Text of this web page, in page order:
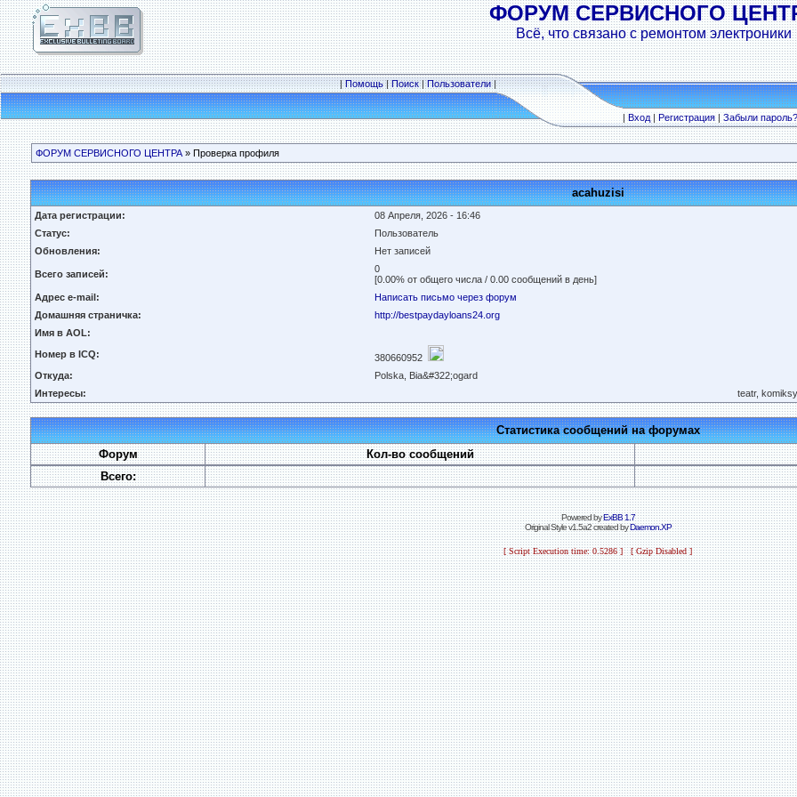
ФОРУМ СЕРВИСНОГО
Всё, что связано с ремонтом электроники
|Помощь|Поиск|Пользователи|
|Вход|Регистрация|Забыли пароль?
ФОРУМ СЕРВИСНОГО ЦЕНТРА » Проверка профиля
acahuzisi
Дата регистрации:
08 Апреля, 2026 - 16:46
Статус:
Пользователь
Обновления:
Нет записей
Всего записей:
0
[0.00% от общего числа / 0.00 сообщений в день]
Адрес e-mail:
Написать письмо через форум
Домашняя страничка:
http://bestpaydayloans24.org
Имя в AOL:
Номер в ICQ:
380660952
Откуда:
Polska, Bia&#322;ogard
Интересы:
teatr, komiksy
Статистика сообщений на форумах
Форум
Кол-во сообщений
Всего:
Powered byExBB 1.7
Original Style v1.5a2 created byDaemon.XP
[ Script Execution time: 0.5286 ] [ Gzip Disabled ]